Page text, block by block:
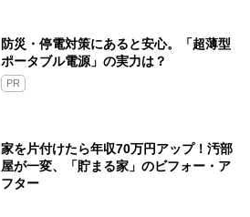
防災・停電対策にあると安心。「超薄型
ポータブル電源」の実力は？​
PR
家を片付けたら年収70万円アップ！汚部
屋が一変、「貯まる家」のビフォー・ア
フター